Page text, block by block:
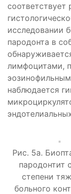
соответствует
исследовании
пародонта в
лимфоцитами,
наблюдается
Рис. 5а.
пародонтит
степени
больного